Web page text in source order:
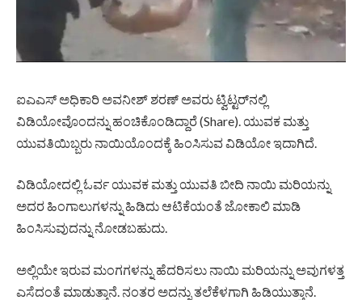
ಐಎಎಸ್ ಅಧಿಕಾರಿ ಅವನೀಶ್ ಶರಣ್ ಅವರು ಟ್ವಿಟ್ಟರ್‌ನಲ್ಲಿ
ವಿಡಿಯೋವೊಂದನ್ನು ಹಂಚಿಕೊಂಡಿದ್ದಾರೆ (Share). ಯುವಕ ಮತ್ತು
ಯುವತಿಯಿಬ್ಬರು ನಾಯಿಯೊಂದಕ್ಕೆ ಹಿಂಸಿಸುವ ವಿಡಿಯೋ ಇದಾಗಿದೆ.
ವಿಡಿಯೋದಲ್ಲಿ ಓರ್ವ ಯುವಕ ಮತ್ತು ಯುವತಿ ಬೀದಿ ನಾಯಿ ಮರಿಯನ್ನು
ಅದರ ಹಿಂಗಾಲುಗಳನ್ನು ಹಿಡಿದು ಆಟಿಕೆಯಂತೆ ಜೋಕಾಲಿ ಮಾಡಿ
ಹಿಂಸಿಸುವುದನ್ನು ನೋಡಬಹುದು.
ಅಲ್ಲಿಯೇ ಇರುವ ಮಂಗಗಳನ್ನು ಹೆದರಿಸಲು ನಾಯಿ ಮರಿಯನ್ನು ಅವುಗಳತ್ತ
ಎಸೆದಂತೆ ಮಾಡುತ್ತಾನೆ. ನಂತರ ಅದನ್ನು ತಲೆಕೆಳಗಾಗಿ ಹಿಡಿಯುತ್ತಾನೆ.